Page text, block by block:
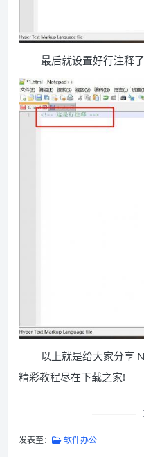
最后就设置好行注释
以上就是给大家分享
精彩教程尽在下载之家!
发表至： 软件办公